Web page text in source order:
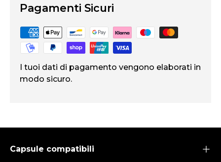
Pagamenti Sicuri
I tuoi dati di pagamento vengono elaborati in
modo sicuro.
Capsule compatibili